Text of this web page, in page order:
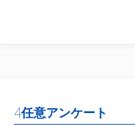
4任意アンケート